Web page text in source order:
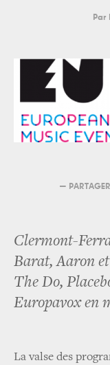
Par
— PARTAGER
Clermont-
Barat, Aaron
The Do,
Europavox en
La valse des